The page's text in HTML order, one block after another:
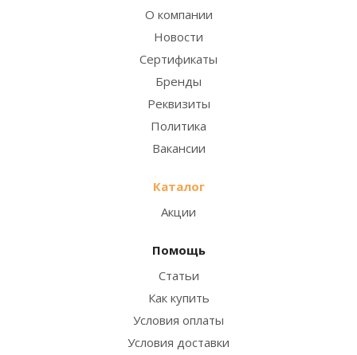
О компании
Новости
Сертификаты
Бренды
Реквизиты
Политика
Вакансии
Каталог
Акции
Помощь
Статьи
Как купить
Условия оплаты
Условия доставки